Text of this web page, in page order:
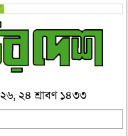
২৪ শ্রাবণ ১৪৩৩